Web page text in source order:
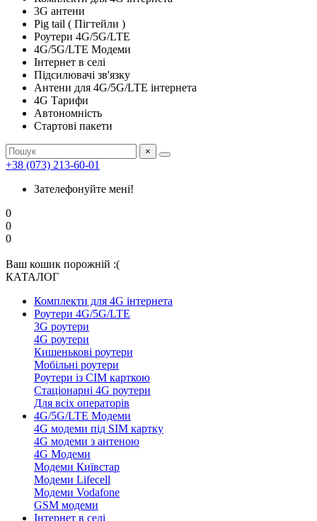
3G антени
Pig tail ( Пігтейли )
Роутери 4G/5G/LTE
4G/5G/LTE Модеми
Інтернет в селі
Підсилювачі зв'язку
Антени для 4G/5G/LTE інтернета
4G Тарифи
Автономність
Стартові пакети
×
+38 (073) 213-60-01
Зателефонуйте мені!
0
0
0
Ваш кошик порожній :(
КАТАЛОГ
Комплекти для 4G інтернета
Роутери 4G/5G/LTE
3G роутери
4G роутери
Кишенькові роутери
Мобільні роутери
Роутери із СІМ карткою
Стаціонарні 4G роутери
Для всіх операторів
4G/5G/LTE Модеми
4G модеми під SIM картку
4G модеми з антеною
4G Модеми
Модеми Київстар
Модеми Lifecell
Модеми Vodafone
GSM модеми
Інтернет в селі